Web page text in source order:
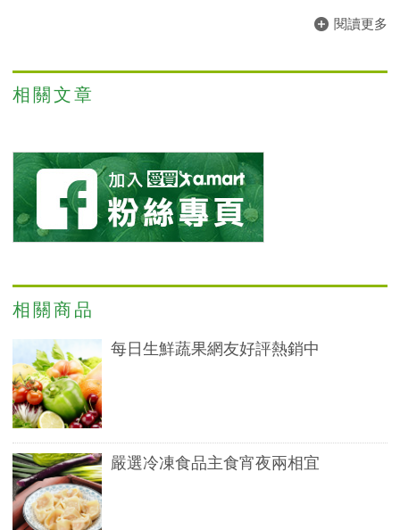
閱讀更多
相關文章
相關商品
每日生鮮蔬果網友好評熱銷中
嚴選冷凍食品主食宵夜兩相宜